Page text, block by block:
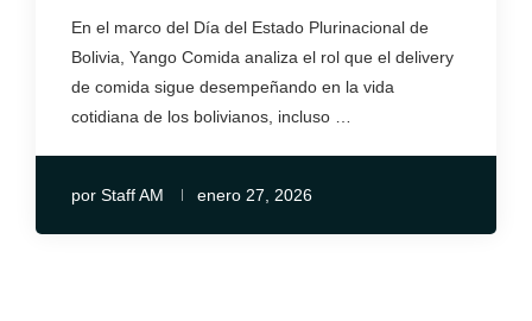
En el marco del Día del Estado Plurinacional de
Bolivia, Yango Comida analiza el rol que el delivery
de comida sigue desempeñando en la vida
cotidiana de los bolivianos, incluso …
por Staff AM enero 27, 2026